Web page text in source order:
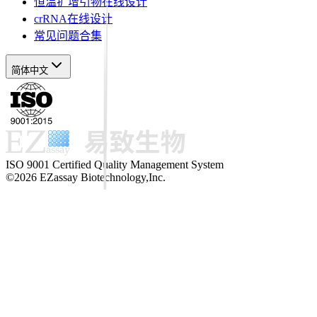
crRNA在线设计
常见问题合集
简体中文
ISO 9001 Certified Quality Management System
©2026 EZassay Biotechnology,Inc.